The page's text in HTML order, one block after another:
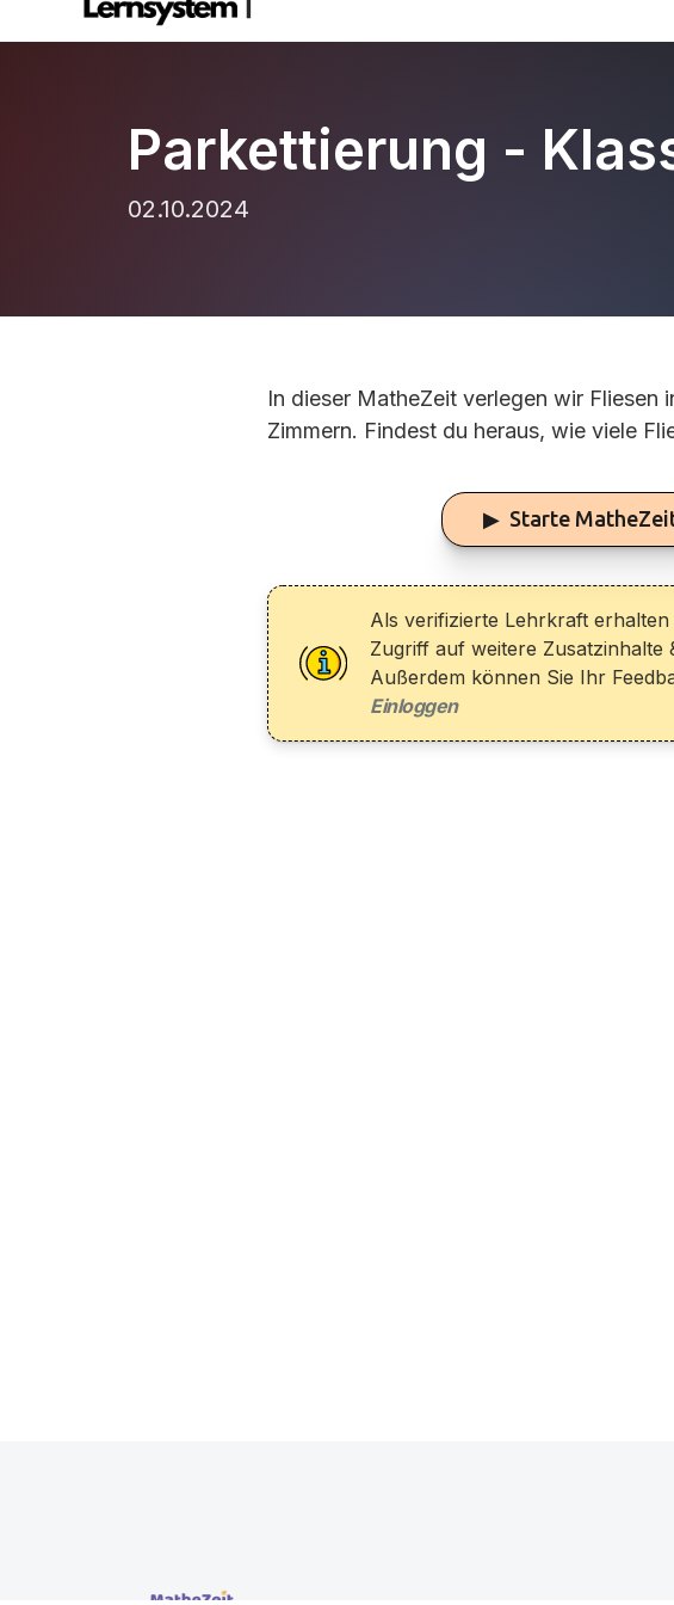
Parkettierung -
02.10.2024
In dieser MatheZeit verlegen wir Fliesen
Zimmern. Findest du heraus, wie viele
▶ Starte
Als verifizierte Lehrkraft erhalten
Zugriff auf weitere Zusatzinhalte
Außerdem können Sie Ihr
Einloggen